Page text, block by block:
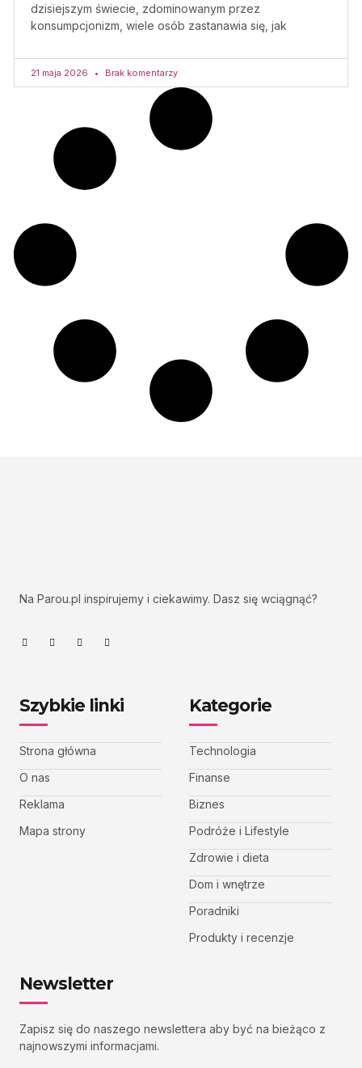
dzisiejszym świecie, zdominowanym przez
konsumpcjonizm, wiele osób zastanawia się, jak
21 maja 2026 Brak komentarzy
Na Parou.pl inspirujemy i ciekawimy. Dasz się wciągnąć?
Szybkie linki
Strona główna
O nas
Reklama
Mapa strony
Kategorie
Technologia
Finanse
Biznes
Podróże i Lifestyle
Zdrowie i dieta
Dom i wnętrze
Poradniki
Produkty i recenzje
Newsletter
Zapisz się do naszego newslettera aby być na bieżąco z
najnowszymi informacjami.